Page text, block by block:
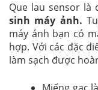
Que lau sensor là
sinh máy ảnh.
máy ảnh bạn có
hợp. Với các đặc
làm sạch được